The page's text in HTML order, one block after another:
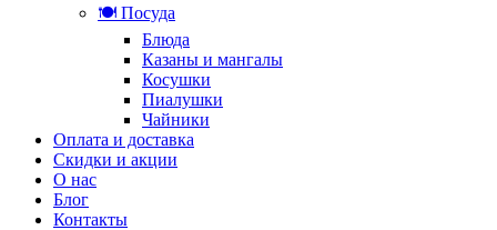
🍽️ Посуда
Блюда
Казаны и мангалы
Косушки
Пиалушки
Чайники
Оплата и доставка
Скидки и акции
О нас
Блог
Контакты